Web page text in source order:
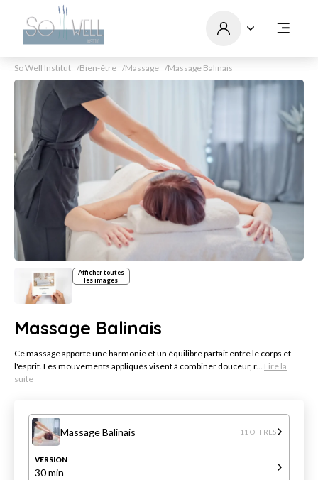
So Well Institut Bien-être Massage Massage Balinais
Afficher toutes
les images
Massage Balinais
Ce massage apporte une harmonie et un équilibre parfait entre le corps et
l'esprit. Les mouvements appliqués visent à combiner douceur, r... Lire la
suite
Massage Balinais + 11 OFFRES
VERSION
30 min